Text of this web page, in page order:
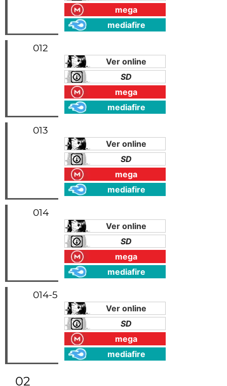
mega
mediafire
012
Ver online
SD
mega
mediafire
013
Ver online
SD
mega
mediafire
014
Ver online
SD
mega
mediafire
014-5
Ver online
SD
mega
mediafire
02